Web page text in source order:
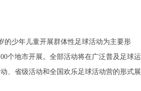
少年儿童开展群体性足球活动为主要形
个地市开展。全部活动将在广泛普及足球运
、省级活动和全国欢乐足球活动营的形式展